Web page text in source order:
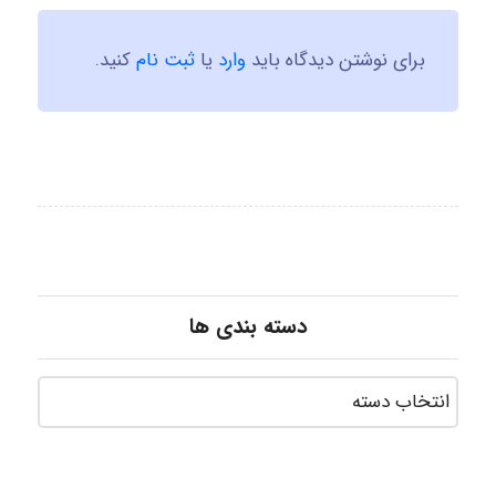
برای نوشتن دیدگاه باید وارد یا ثبت نامکنید.
دسته بندی ها